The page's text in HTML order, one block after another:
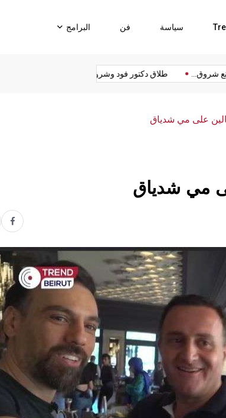
سياسة فن البرامج
طلاق دكتور فود وشروق... يمنع شروق...
على مي شدياق
مي شدياق